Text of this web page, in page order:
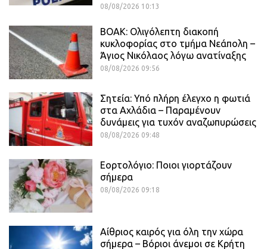
08/08/2026 10:13
ΒΟΑΚ: Ολιγόλεπτη διακοπή
κυκλοφορίας στο τμήμα Νεάπολη –
Άγιος Νικόλαος λόγω ανατίναξης
08/08/2026 09:56
Σητεία: Υπό πλήρη έλεγχο η φωτιά
στα Αχλάδια – Παραμένουν
δυνάμεις για τυχόν αναζωπυρώσεις
08/08/2026 09:48
Εορτολόγιο: Ποιοι γιορτάζουν
σήμερα
08/08/2026 09:18
Αίθριος καιρός για όλη την χώρα
σήμερα – Βόριοι άνεμοι σε Κρήτη